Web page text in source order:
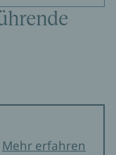
Mehr erfahren